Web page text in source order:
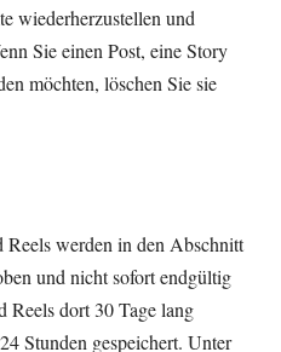
wiederherzustellen und
Sie einen Post, eine Story
möchten, löschen Sie sie
Reels werden in den Abschnitt
und nicht sofort endgültig
Reels dort 30 Tage lang
Stunden gespeichert. Unter